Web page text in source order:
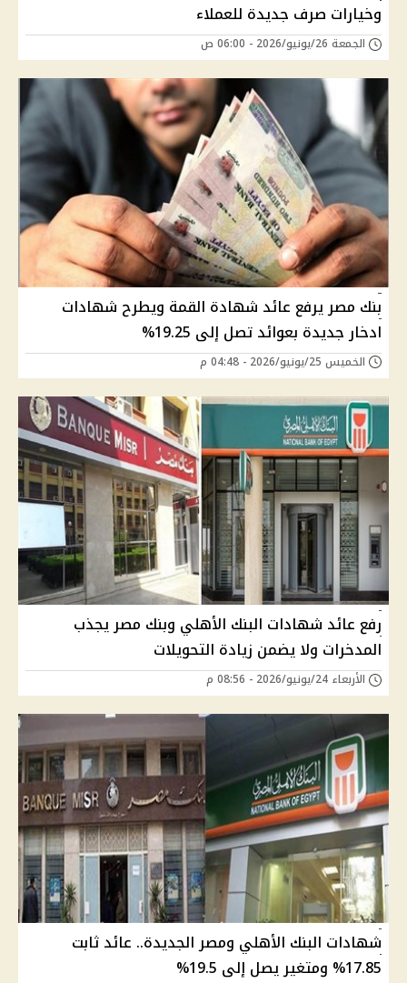
وخيارات صرف جديدة للعملاء
الجمعة 26/يونيو/2026 - 06:00 ص
بنك مصر يرفع عائد شهادة القمة ويطرح شهادات
ادخار جديدة بعوائد تصل إلى 19.25%
الخميس 25/يونيو/2026 - 04:48 م
رفع عائد شهادات البنك الأهلي وبنك مصر يجذب
المدخرات ولا يضمن زيادة التحويلات
الأربعاء 24/يونيو/2026 - 08:56 م
شهادات البنك الأهلي ومصر الجديدة.. عائد ثابت
17.85% ومتغير يصل إلى 19.5%